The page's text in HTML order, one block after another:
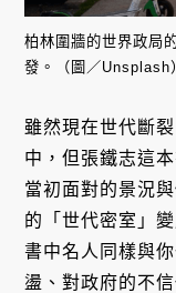
柏林圍牆的世界政局
發。（圖／Unsplash
雖然現在世代斷
中，但張鐵志這
當初面對的景況
的「世代密室」
書中名人同樣與
盪、對政府的不